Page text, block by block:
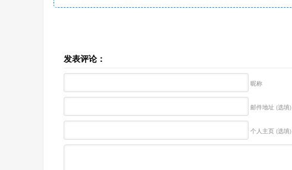
发表评论：
昵称
邮件地址 (选填)
个人主页 (选填)